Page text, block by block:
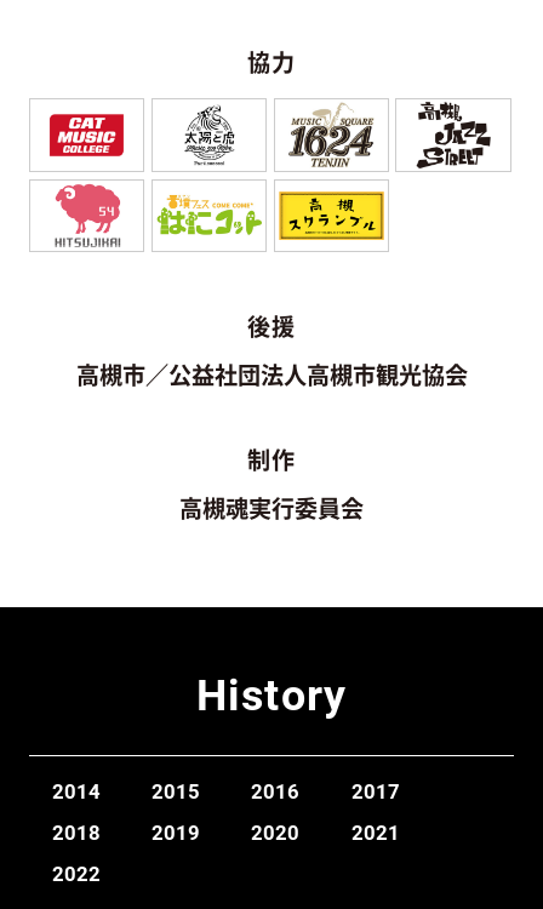
協力
後援
高槻市／公益社団法人高槻市観光協会
制作
高槻魂実行委員会
History
2014 2015 2016
2017
2018
2019 2020
2021
2022